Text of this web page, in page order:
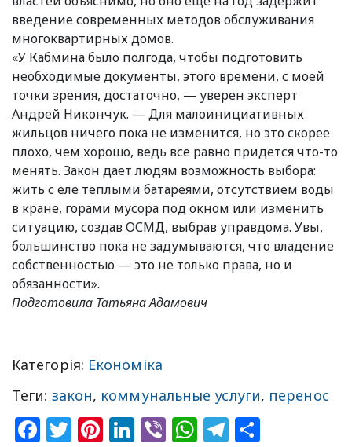
введение современных методов обслуживания
многоквартирных домов.
«У Кабмина было полгода, чтобы подготовить
необходимые документы, этого времени, с моей
точки зрения, достаточно, — уверен эксперт
Андрей Никончук. — Для малоинициативных
жильцов ничего пока не изменится, но это скорее
плохо, чем хорошо, ведь все равно придется что-то
менять. Закон дает людям возможность выбора:
жить с еле теплыми батареями, отсутствием воды
в кране, горами мусора под окном или изменить
ситуацию, создав ОСМД, выбрав управдома. Увы,
большинство пока не задумываются, что владение
собственностью — это не только права, но и
обязанности».
Подготовила Татьяна Адамович
Категорія: Економіка
Теги: закон, коммунальные услуги, перенос
Facebook
Twitter
Pinterest
LinkedIn
ViberWhatsApp
Telegram